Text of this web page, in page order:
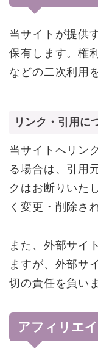
当サイトが提供
保有します。権
などの二次利用
リンク・引用に
当サイトへリン
る場合は、引用
クはお断りいた
く変更・削除さ
また、外部サイ
ますが、外部サ
切の責任を負い
アフィリエ